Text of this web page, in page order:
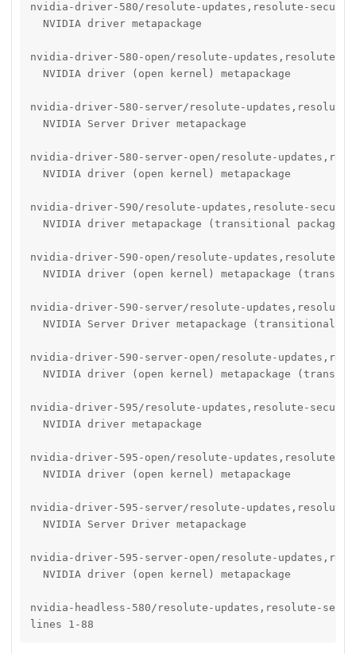
nvidia-driver-580/resolute-updates,resolute-security
  NVIDIA driver metapackage
nvidia-driver-580-open/resolute-updates,resolute-
  NVIDIA driver (open kernel) metapackage
nvidia-driver-580-server/resolute-updates,resolute-
  NVIDIA Server Driver metapackage
nvidia-driver-580-server-open/resolute-
  NVIDIA driver (open kernel) metapackage
nvidia-driver-590/resolute-updates,resolute-security
  NVIDIA driver metapackage (transitional package)
nvidia-driver-590-open/resolute-updates,resolute-
NVIDIA driver (open kernel) metapackage
nvidia-driver-590-server/resolute-updates,resolute-
NVIDIA Server Driver metapackage (transitional
nvidia-driver-590-server-open/resolute-
NVIDIA driver (open kernel) metapackage
nvidia-driver-595/resolute-updates,resolute-security
  NVIDIA driver metapackage
nvidia-driver-595-open/resolute-updates,resolute-
  NVIDIA driver (open kernel) metapackage
nvidia-driver-595-server/resolute-updates,resolute-
  NVIDIA Server Driver metapackage
nvidia-driver-595-server-open/resolute-
  NVIDIA driver (open kernel) metapackage
nvidia-headless-580/resolute-updates,resolute-
lines 1-88